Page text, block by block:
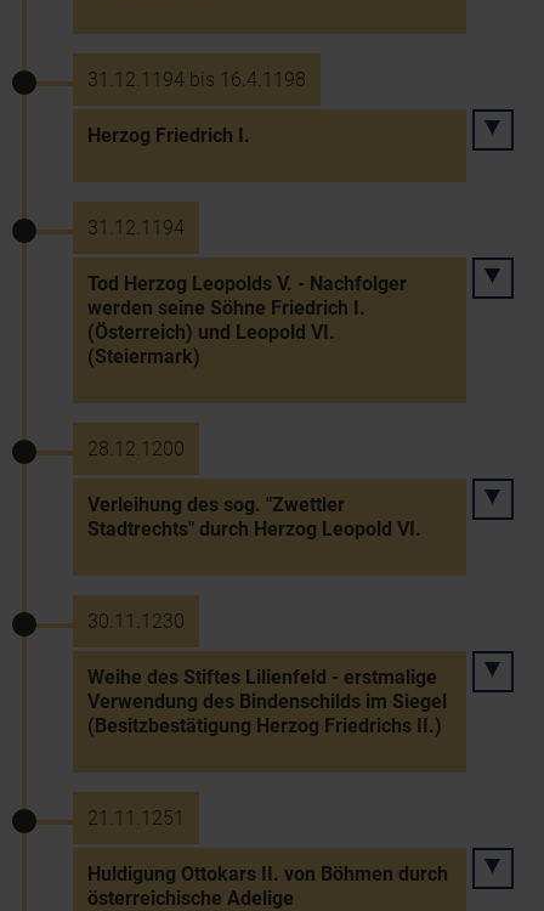
31.12.1194 bis 16.4.1198
Herzog Friedrich I.
31.12.1194
Tod Herzog Leopolds V. - Nachfolger
werden seine Söhne Friedrich I.
(Österreich) und Leopold VI.
(Steiermark)
28.12.1200
Verleihung des sog. "Zwettler
Stadtrechts" durch Herzog Leopold VI.
30.11.1230
Weihe des Stiftes Lilienfeld - erstmalige
Verwendung des Bindenschilds im Siegel
(Besitzbestätigung Herzog Friedrichs II.)
21.11.1251
Huldigung Ottokars II. von Böhmen durch
österreichische Adelige